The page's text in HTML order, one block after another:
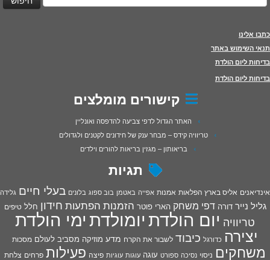
כתבו אלינו
תנאי השימוש באתר
בדיחות ליום הולדת
בדיחות ליום הולדת
קישורים מומלצים
האתר הגדול לדפי צביעה להדפסה ואונליין
טריוויה קידס – מבחר ענק של חידונים לקטנים ולגדולים
בריאותון – מגזין בריאות להורים וילדים
תגיות
אינדיאנים אליס בארץ הפלאות אמנות אפייה באטמן בוב ספוג בלונים בעלי חיים גלידה
גליל נייר דורה דפי משחק הארי פוטר הזמנות הפתעות חידון חלל טיפים
טריוויה יום הולדתיומולדתימי הולדת
יצירה כדורגל כיבוד לשבור את הקרח מדע מוזיקה מסביב לעולם מסכות
משחקים ניסוי נסיכה ספורט עוגה עוגות עוגיות פיצה פעילות פרחים צלחת